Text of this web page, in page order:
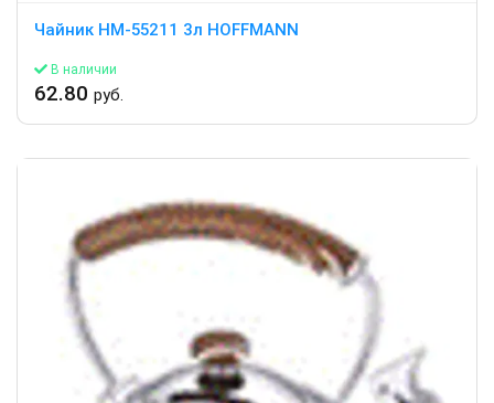
Чайник HM-55211 3л HOFFMANN
В наличии
62.80 руб.